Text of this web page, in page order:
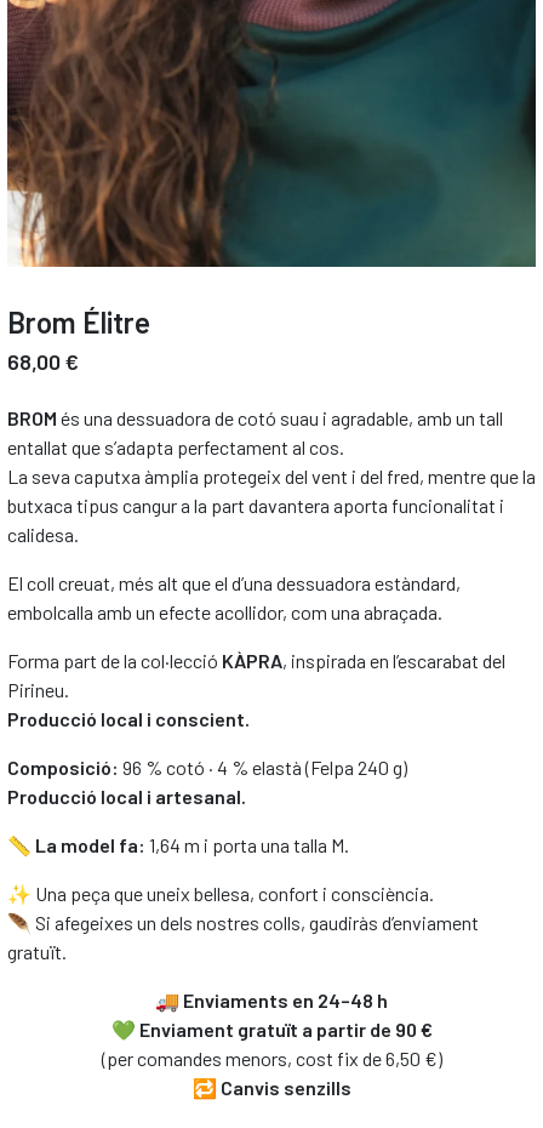
Brom Élitre
68,00 €
BROM és una dessuadora de cotó suau i agradable, amb un tall
entallat que s’adapta perfectament al cos.
La seva caputxa àmplia protegeix del vent i del fred, mentre que la
butxaca tipus cangur a la part davantera aporta funcionalitat i
calidesa.
El coll creuat, més alt que el d’una dessuadora estàndard,
embolcalla amb un efecte acollidor, com una abraçada.
Forma part de la col·lecció KÀPRA, inspirada en l’escarabat del
Pirineu.
Producció local i conscient.
Composició: 96 % cotó · 4 % elastà (Felpa 240 g)
Producció local i artesanal.
📏 La model fa: 1,64 m i porta una talla M.
✨ Una peça que uneix bellesa, confort i consciència.
🪶 Si afegeixes un dels nostres colls, gaudiràs d’enviament
gratuït.
🚚 Enviaments en 24–48 h
💚 Enviament gratuït a partir de 90 €
(per comandes menors, cost fix de 6,50 €)
🔁 Canvis senzills